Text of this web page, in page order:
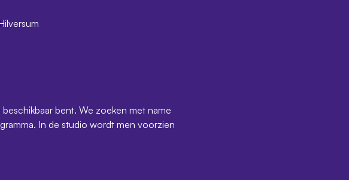
bent. We zoeken met name
In de studio wordt men voorzien